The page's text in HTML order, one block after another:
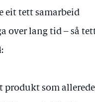
eit tett samarbeid
over lang tid – så
produkt som allerede